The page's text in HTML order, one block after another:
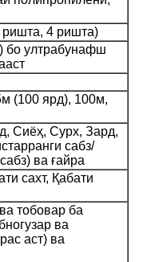
ришта, 4 ришта)
бо ултрабунафш
(100 ярд), 100м,
Сиёҳ, Сурх, Зард,
сабз/
ва ғайра
сахт, Қабати
тобовар ба
ва
аст) ва